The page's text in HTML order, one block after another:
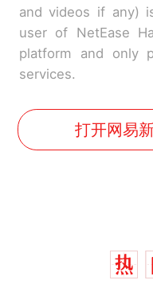
and videos if any)
user of NetEase
platform and only
services.
打开网易